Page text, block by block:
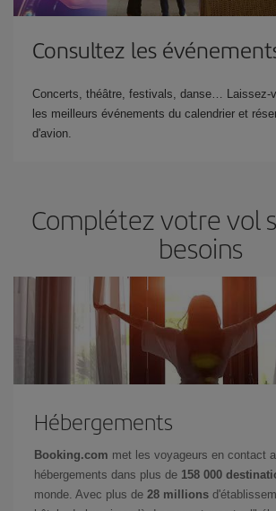
Consultez les
Concerts, théâtre, festivals, danse… Laissez-
les meilleurs événements du calendrier et
d'avion.
Complétez votre vol
besoins
Hébergements
Booking.com met les voyageurs en contact
hébergements dans plus de 158 000
monde. Avec plus de 28 millions